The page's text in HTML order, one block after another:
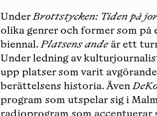
UnderBrottstycken: Tiden på
olika genrer och former som
biennal.Platsens andeär ett
Under ledning av
upp platser som varit
berättelsens historia. Även
program som utspelar sig i